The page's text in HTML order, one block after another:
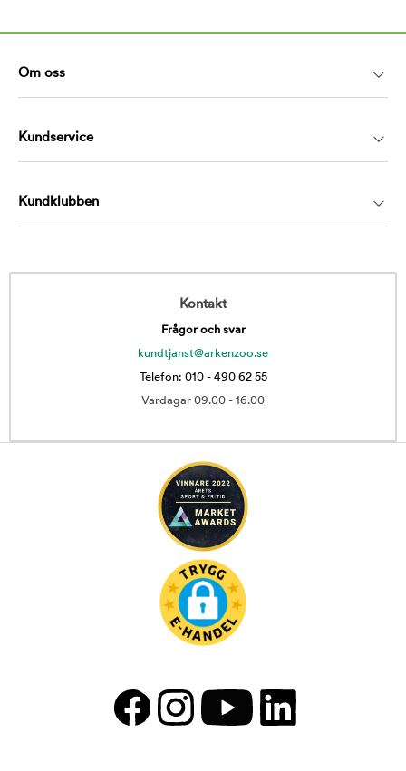
Om oss
Kundservice
Kundklubben
Kontakt
Frågor och svar
kundtjanst@arkenzoo.se
Telefon: 010 - 490 62 55
Vardagar 09.00 - 16.00